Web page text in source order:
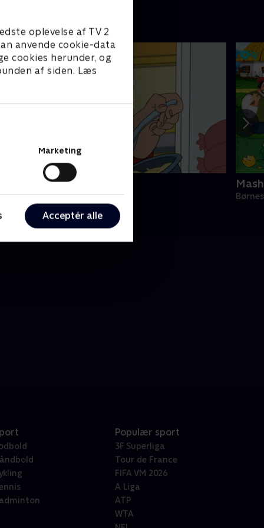
oplevelse af TV 2
anvende cookie-data
cookies herunder, og
af siden. Læs
Marketing
Acceptér alle
Karlsson på taget
• 1 sæsoner
Populær sport
3F Superliga
Tour de France
FIFA VM 2026
A Liga
ATP
WTA